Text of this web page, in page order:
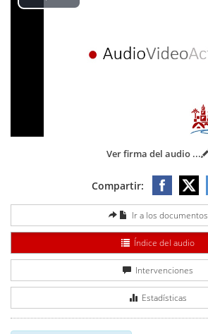
Play
Ver firma del audio ...
Compartir:
Ir a los documentos
Índice del audio
Intervenciones
Estadísticas